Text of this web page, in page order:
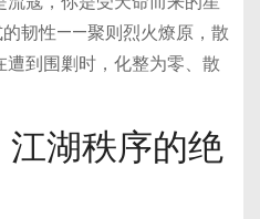
的韧性——聚则烈火燎原，散
到围剿时，化整为零、散
湖秩序的绝